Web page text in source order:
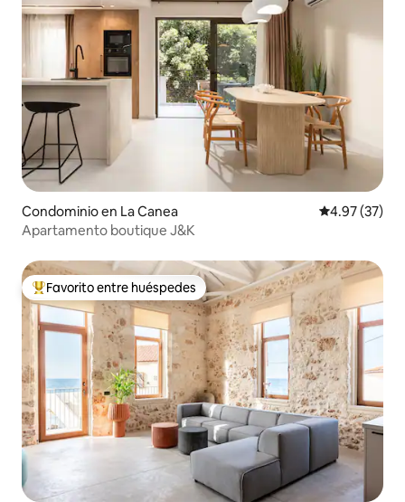
Condominio en La Canea Calificación
4.97 (37)
Apartamento boutique J&K
De los mejores en Favorito entre huéspedes
Favorito entre huéspedes